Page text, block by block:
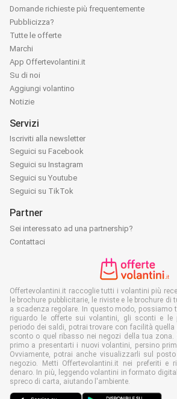
Domande richieste più frequentemente
Pubblicizza?
Tutte le offerte
Marchi
App Offertevolantini.it
Su di noi
Aggiungi volantino
Notizie
Servizi
Iscriviti alla newsletter
Seguici su Facebook
Seguici su Instagram
Seguici su Youtube
Seguici su TikTok
Partner
Sei interessato ad una partnership?
Contattaci
Offertevolantini.it raccoglie tutti i volantini più
le brochure pubblicitarie, le riviste e le brochure
a scadenza regolare. In questo modo, possiamo
riguardo le offerte sui volantini, gli sconti e le
periodo dei saldi, potrai trovare con facilità
sconto o quel ribasso nei negozi della tua
primo a presentarti i nuovi volantini, persino
Ovviamente, potrai anche visualizzarli sul
negozio. Metti Offertevolantini.it nei preferiti e
denaro. In più, leggendo volantini in formato
spreco di carta, aiutando l'ambiente.